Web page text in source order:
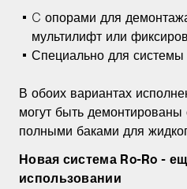
C опорами для
мультилифт или
Специально для
В обоих вариантах
могут быть
полными баками для
Новая система Ro-Ro -
использовании